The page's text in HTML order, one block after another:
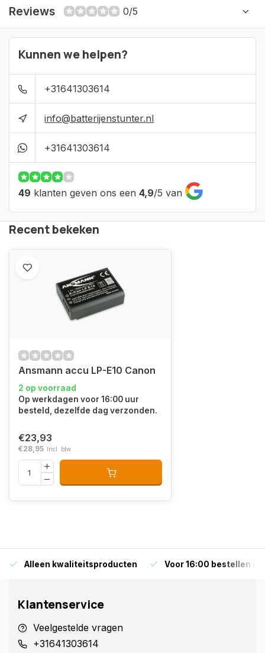
Reviews 0/5
Kunnen we helpen?
+31641303614
info@batterijenstunter.nl
+31641303614
49 klanten geven ons een 4,9/5 van
Recent bekeken
Ansmann accu LP-E10 Canon
2 op voorraad
Op werkdagen voor 16:00 uur
besteld, dezelfde dag verzonden.
€23,93
€28,95 Incl. btw
Alleen kwaliteitsproducten Voor 16:00 bestellen is
Klantenservice
Veelgestelde vragen
+31641303614